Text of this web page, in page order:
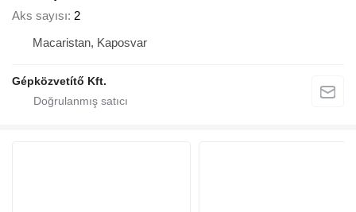
Aks sayısı 2
Macaristan, Kaposvar
Gépközvetítő Kft.